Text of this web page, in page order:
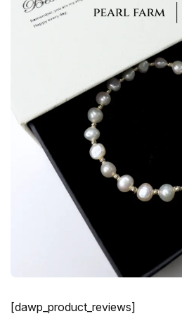
[dawp_product_reviews]